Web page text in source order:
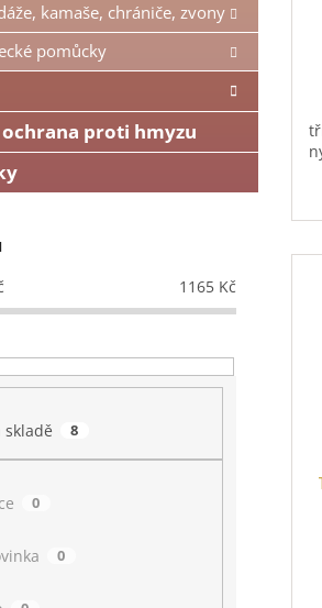
kamaše, chrániče, zvony
pomůcky
proti hmyzu
1165 Kč
skladě 8
0
0